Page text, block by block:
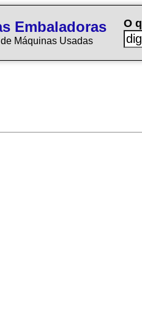
Embaladoras
Máquinas Usadas
O